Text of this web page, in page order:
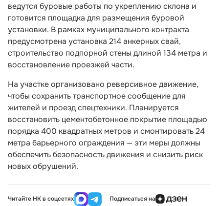
ведутся буровые работы по укреплению склона и
готовится площадка для размещения буровой
установки. В рамках муниципального контракта
предусмотрена установка 214 анкерных свай,
строительство подпорной стены длиной 134 метра и
восстановление проезжей части.
На участке организовано реверсивное движение,
чтобы сохранить транспортное сообщение для
жителей и проезд спецтехники. Планируется
восстановить цементобетонное покрытие площадью
порядка 400 квадратных метров и смонтировать 24
метра барьерного ограждения — эти меры должны
обеспечить безопасность движения и снизить риск
новых обрушений.
Читайте НК в соцсетях Подписаться на